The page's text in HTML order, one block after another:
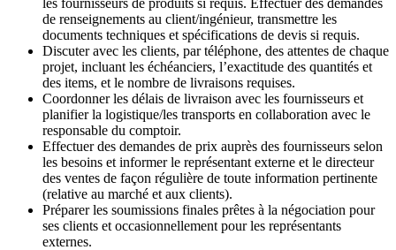
les fournisseurs de produits si requis. Effectuer des demandes
de renseignements au client/ingénieur, transmettre les
documents techniques et spécifications de devis si requis.
Discuter avec les clients, par téléphone, des attentes de chaque
projet, incluant les échéanciers, l’exactitude des quantités et
des items, et le nombre de livraisons requises.
Coordonner les délais de livraison avec les fournisseurs et
planifier la logistique/les transports en collaboration avec le
responsable du comptoir.
Effectuer des demandes de prix auprès des fournisseurs selon
les besoins et informer le représentant externe et le directeur
des ventes de façon régulière de toute information pertinente
(relative au marché et aux clients).
Préparer les soumissions finales prêtes à la négociation pour
ses clients et occasionnellement pour les représentants
externes.